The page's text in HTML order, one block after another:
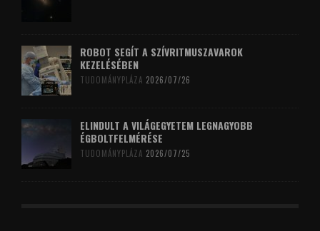
ROBOT SEGÍT A SZÍVRITMUSZAVAROK
KEZELÉSÉBEN
TUDOMÁNYPLÁZA 2026/07/26
ELINDULT A VILÁGEGYETEM LEGNAGYOBB
ÉGBOLTFELMÉRÉSE
TUDOMÁNYPLÁZA 2026/07/25